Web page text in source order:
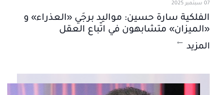
07 سبتمبر 2025
الفلكية سارة حسين: مواليد برجَي «العذراء» و
«الميزان» متشابهون في اتّباع العقل
المزيد